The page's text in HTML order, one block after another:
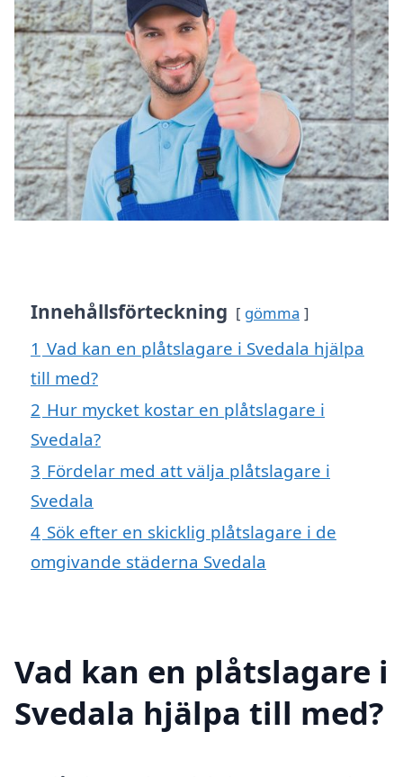
Innehållsförteckning gömma
1 Vad kan en plåtslagare i Svedala hjälpa
till med?
2 Hur mycket kostar en plåtslagare i
Svedala?
3 Fördelar med att välja plåtslagare i
Svedala
4 Sök efter en skicklig plåtslagare i de
omgivande städerna Svedala
Vad kan en plåtslagare i
Svedala hjälpa till med?